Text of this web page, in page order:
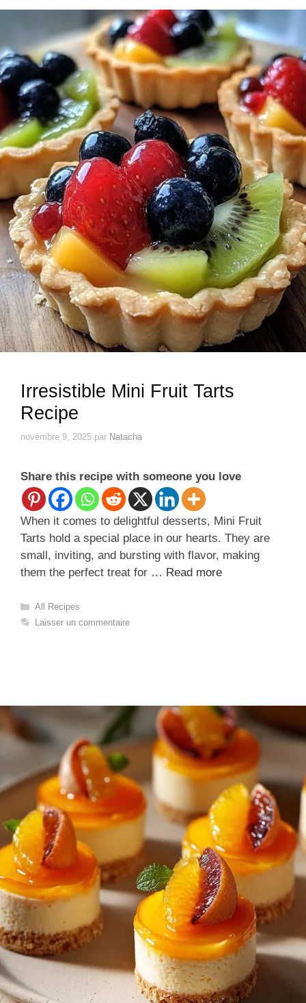
Irresistible Mini Fruit Tarts
Recipe
novembre 9, 2025 par Natacha
Share this recipe with someone you love
When it comes to delightful desserts, Mini Fruit
Tarts hold a special place in our hearts. They are
small, inviting, and bursting with flavor, making
them the perfect treat for … Read more
Catégories
All Recipes
Laisser un commentaire